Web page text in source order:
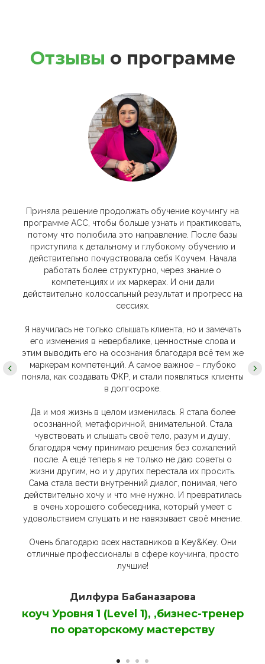
Отзывы о программе
Приняла решение продолжать обучение коучингу на
программе АСС, чтобы больше узнать и практиковать,
потому что полюбила это направление. После базы
приступила к детальному и глубокому обучению и
действительно почувствовала себя Коучем. Начала
работать более структурно, через знание о
компетенциях и их маркерах. И они дали
действительно колоссальный результат и прогресс на
сессиях.
Я научилась не только слышать клиента, но и замечать
его изменения в невербалике, ценностные слова и
этим выводить его на осознания благодаря всё тем же
маркерам компетенций. А самое важное – глубоко
поняла, как создавать ФКР, и стали появляться клиенты
в долгосроке.
Да и моя жизнь в целом изменилась. Я стала более
осознанной, метафоричной, внимательной. Стала
чувствовать и слышать своё тело, разум и душу,
благодаря чему принимаю решения без сожалений
после. А ещё теперь я не только не даю советы о
жизни другим, но и у других перестала их просить.
Сама стала вести внутренний диалог, понимая, чего
действительно хочу и что мне нужно. И превратилась
в очень хорошего собеседника, который умеет с
удовольствием слушать и не навязывает своё мнение.
Очень благодарю всех наставников в Key&Key. Они
отличные профессионалы в сфере коучинга, просто
лучшие!
Дилфура Бабаназарова
коуч Уровня 1 (Level 1), ,бизнес-тренер
по ораторскому мастерству